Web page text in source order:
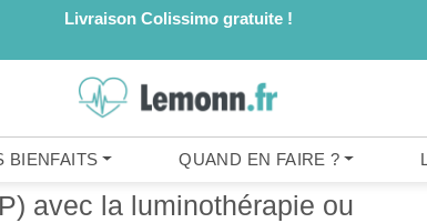
Livraison Colissimo gratuite !
BIENFAITS QUAND EN FAIRE ?
avec la luminothérapie ou